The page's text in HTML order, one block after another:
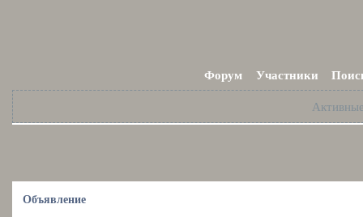
Форум Участники
Объявление